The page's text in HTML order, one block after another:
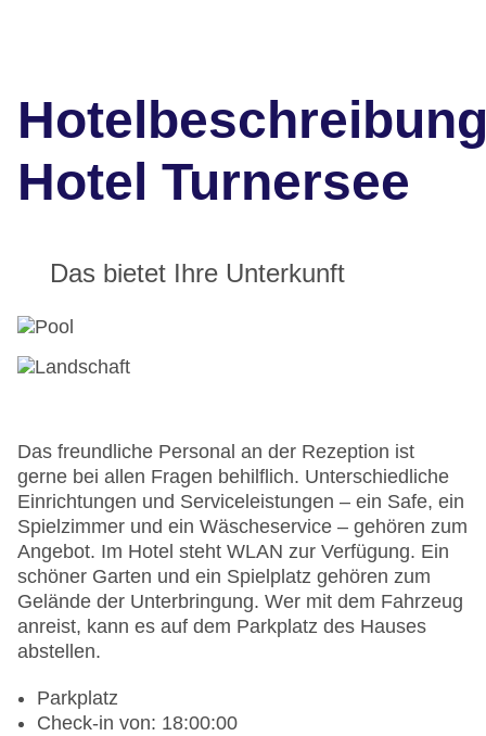
Hotel Turnersee
Das bietet Ihre Unterkunft
Das freundliche Personal an der Rezeption ist
gerne bei allen Fragen behilflich. Unterschiedliche
Einrichtungen und Serviceleistungen – ein Safe, ein
Spielzimmer und ein Wäscheservice – gehören zum
Angebot. Im Hotel steht WLAN zur Verfügung. Ein
schöner Garten und ein Spielplatz gehören zum
Gelände der Unterbringung. Wer mit dem Fahrzeug
anreist, kann es auf dem Parkplatz des Hauses
abstellen.
Parkplatz
Check-in von: 18:00:00